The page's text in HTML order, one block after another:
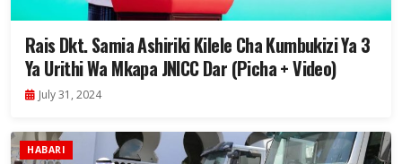
Rais Dkt. Samia Ashiriki Kilele Cha Kumbukizi Ya 3
Ya Urithi Wa Mkapa JNICC Dar (Picha + Video)
July 31, 2024
HABARI